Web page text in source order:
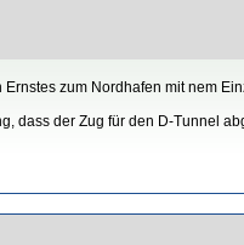
zum Nordhafen mit nem
dass der Zug für den D-Tunnel